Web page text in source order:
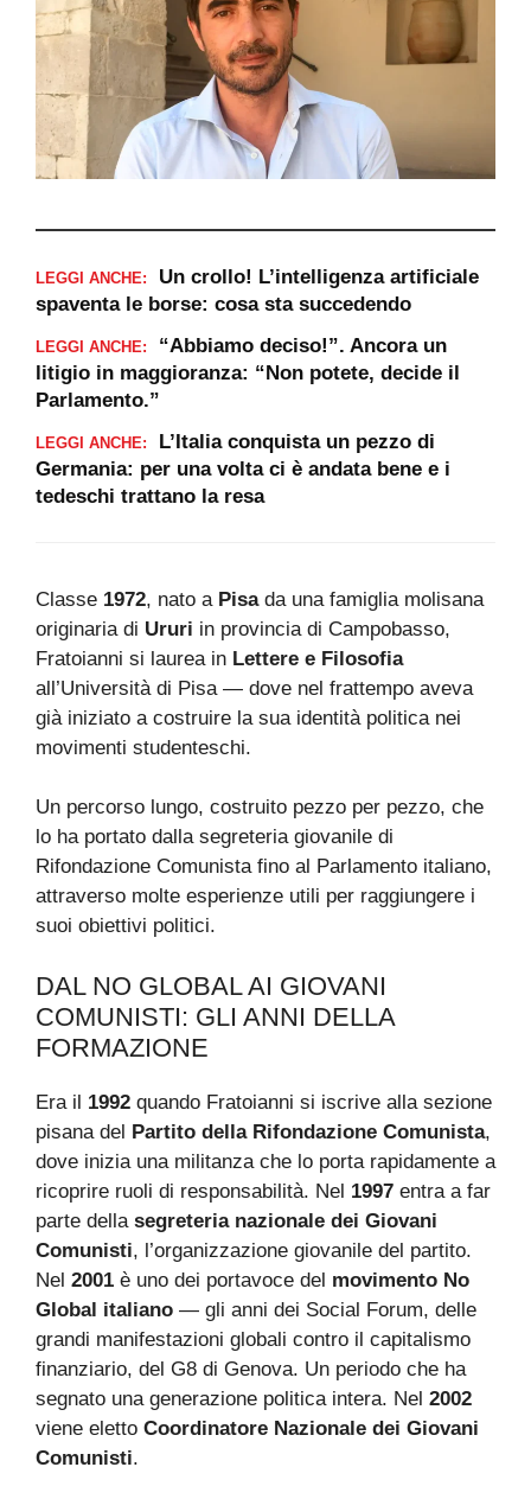
LEGGI ANCHE:
Un crollo! L’intelligenza artificiale
spaventa le borse: cosa sta succedendo
LEGGI ANCHE:
“Abbiamo deciso!”. Ancora un
litigio in maggioranza: “Non potete, decide il
Parlamento.”
LEGGI ANCHE:
L’Italia conquista un pezzo di
Germania: per una volta ci è andata bene e i
tedeschi trattano la resa
Classe 1972, nato a Pisada una famiglia molisana
originaria di Ururi in provincia di Campobasso,
Fratoianni si laurea in Lettere e Filosofia
all’Università di Pisa — dove nel frattempo aveva
già iniziato a costruire la sua identità politica nei
movimenti studenteschi.
Un percorso lungo, costruito pezzo per pezzo, che
lo ha portato dalla segreteria giovanile di
Rifondazione Comunista fino al Parlamento italiano,
attraverso molte esperienze utili per raggiungere i
suoi obiettivi politici.
DAL NO GLOBAL AI GIOVANI
COMUNISTI: GLI ANNI DELLA
FORMAZIONE
Era il 1992 quando Fratoianni si iscrive alla sezione
pisana del Partito della Rifondazione Comunista,
dove inizia una militanza che lo porta rapidamente a
ricoprire ruoli di responsabilità. Nel 1997 entra a far
parte della segreteria nazionale dei Giovani
Comunisti, l’organizzazione giovanile del partito.
Nel 2001 è uno dei portavoce del movimento No
Global italiano — gli anni dei Social Forum, delle
grandi manifestazioni globali contro il capitalismo
finanziario, del G8 di Genova. Un periodo che ha
segnato una generazione politica intera. Nel 2002
viene eletto Coordinatore Nazionale dei Giovani
Comunisti.